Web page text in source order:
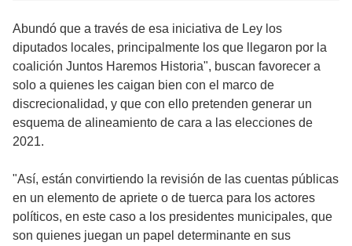
Abundó que a través de esa iniciativa de Ley los
diputados locales, principalmente los que llegaron por la
coalición Juntos Haremos Historia", buscan favorecer a
solo a quienes les caigan bien con el marco de
discrecionalidad, y que con ello pretenden generar un
esquema de alineamiento de cara a las elecciones de
2021.
"Así, están convirtiendo la revisión de las cuentas públicas
en un elemento de apriete o de tuerca para los actores
políticos, en este caso a los presidentes municipales, que
son quienes juegan un papel determinante en sus